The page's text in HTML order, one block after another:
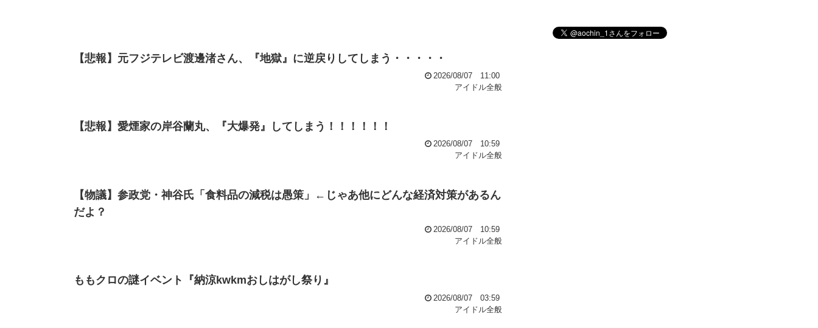
【悲報】元フジテレビ渡邊渚さん、『地獄』に逆戻りしてしまう・・・・・
2026/08/07 11:00
アイドル全般
【悲報】愛煙家の岸谷蘭丸、『大爆発』してしまう！！！！！！
2026/08/07 10:59
アイドル全般
【物議】参政党・神谷氏「食料品の減税は愚策」←じゃあ他にどんな経済対策があるん
だよ？
2026/08/07 10:59
アイドル全般
ももクロの謎イベント『納涼kwkmおしはがし祭り』
2026/08/07 03:59
アイドル全般